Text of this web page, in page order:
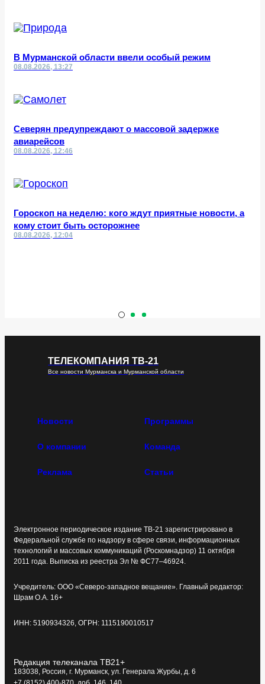
В Мурманской области ввели особый режим
08.08.2026, 13:27
Северян предупреждают о массовой задержке
авиарейсов
08.08.2026, 12:46
Гороскоп на неделю: кого ждут приятные новости, а
кому стоит быть осторожнее
08.08.2026, 12:04
ТЕЛЕКОМПАНИЯ ТВ-21
Все новости Мурманска и Мурманской области
Новости Программы
О компании Команда
Реклама Статьи
Электронное периодическое издание ТВ-21 зарегистрировано в
Федеральной службе по надзору в сфере связи, информационных
технологий и массовых коммуникаций (Роскомнадзор) 11 октября
2011 года. Выписка из реестра Эл № ФС77–46924.
Учредитель: ООО «Северо-западное вещание». Главный редактор:
Шрам О.А. 16+
ИНН: 5190934326, ОГРН: 1115190010517
Редакция телеканала ТВ21+
183038, Россия, г. Мурманск, ул. Генерала Журбы, д. 6